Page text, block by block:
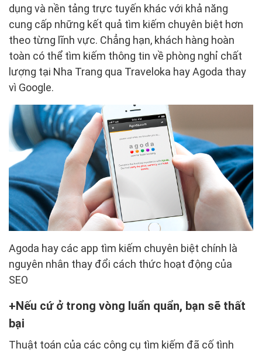
dụng và nền tảng trực tuyến khác với khả năng
cung cấp những kết quả tìm kiếm chuyên biệt hơn
theo từng lĩnh vực. Chẳng hạn, khách hàng hoàn
toàn có thể tìm kiếm thông tin về phòng nghỉ chất
lượng tại Nha Trang qua Traveloka hay Agoda thay
vì Google.
Agoda hay các app tìm kiếm chuyên biệt chính là
nguyên nhân thay đổi cách thức hoạt động của
SEO
Nếu cứ ở trong vòng luẩn quẩn, bạn sẽ thất
bại
Thuật toán của các công cụ tìm kiếm đã cố tình